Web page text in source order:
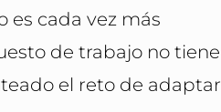
es cada vez más
de trabajo no tiene
el reto de adaptar